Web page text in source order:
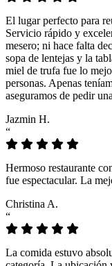
El lugar perfecto para
Servicio rápido y
mesero; ni hace falta
sopa de lentejas y la
miel de trufa fue lo
personas. Apenas
aseguramos de pedir
Jazmin H.
“
Hermoso restaurante
fue espectacular. La
Christina A.
“
La comida estuvo